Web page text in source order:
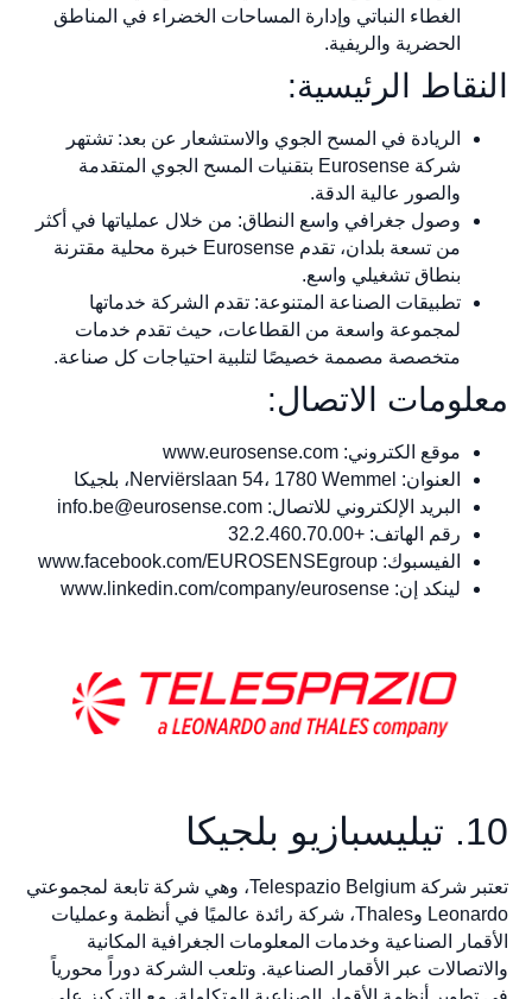
الغطاء النباتي وإدارة المساحات الخضراء في المناطق
الحضرية والريفية.
النقاط الرئيسية:
الريادة في المسح الجوي والاستشعار عن بعد: تشتهر
شركة Eurosense بتقنيات المسح الجوي المتقدمة
والصور عالية الدقة.
وصول جغرافي واسع النطاق: من خلال عملياتها في أكثر
من تسعة بلدان، تقدم Eurosense خبرة محلية مقترنة
بنطاق تشغيلي واسع.
تطبيقات الصناعة المتنوعة: تقدم الشركة خدماتها
لمجموعة واسعة من القطاعات، حيث تقدم خدمات
متخصصة مصممة خصيصًا لتلبية احتياجات كل صناعة.
معلومات الاتصال:
موقع الكتروني: www.eurosense.com
العنوان: Nerviërslaan 54، 1780 Wemmel، بلجيكا
البريد الإلكتروني للاتصال: info.be@eurosense.com
رقم الهاتف: +32.2.460.70.00
الفيسبوك: www.facebook.com/EUROSENSEgroup
لينكد إن: www.linkedin.com/company/eurosense
10. تيليسبازيو بلجيكا
تعتبر شركة Telespazio Belgium، وهي شركة تابعة لمجموعتي
Leonardo وThales، شركة رائدة عالميًا في أنظمة وعمليات
الأقمار الصناعية وخدمات المعلومات الجغرافية المكانية
والاتصالات عبر الأقمار الصناعية. وتلعب الشركة دوراً محورياً